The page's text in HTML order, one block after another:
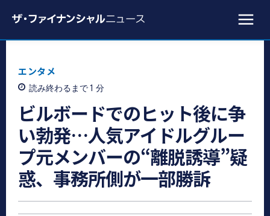
エンタメ
読み終わるまで 1 分
ビルボードでのヒット後に争
い勃発…人気アイドルグルー
プ元メンバーの“離脱誘導”疑
惑、事務所側が一部勝訴